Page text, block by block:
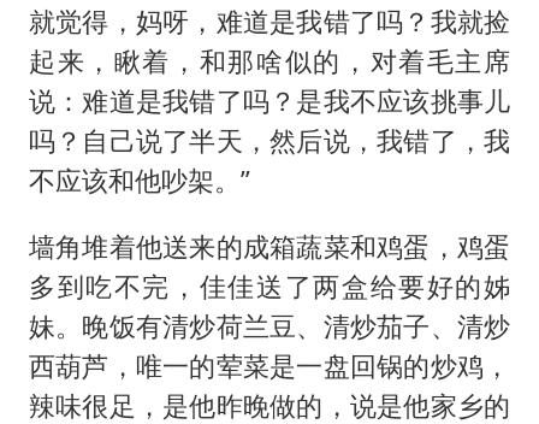
就觉得，妈呀，难道是我错了吗？我就捡
起来，瞅着，和那啥似的，对着毛主席
说：难道是我错了吗？是我不应该挑事儿
吗？自己说了半天，然后说，我错了，我
不应该和他吵架。”
墙角堆着他送来的成箱蔬菜和鸡蛋，鸡蛋
多到吃不完，佳佳送了两盒给要好的姊
妹。晚饭有清炒荷兰豆、清炒茄子、清炒
西葫芦，唯一的荤菜是一盘回锅的炒鸡，
辣味很足，是他昨晚做的，说是他家乡的